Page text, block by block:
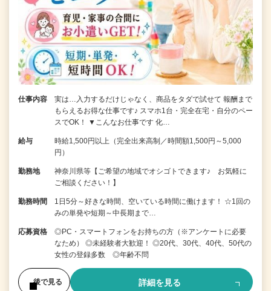
仕事内容
実は…入力するだけじゃなく、商品をタダで試せて 報酬まで
もらえるお得な仕事です♪ スマホ1台・完全在宅・自分のペー
スでOK！ ▼こんなお仕事です 化…
給与
時給1,500円以上（完全出来高制／時間額1,500円～5,000
円）
勤務地
神奈川県等【ご希望の地域でオシゴトできます♪ お気軽に
ご相談ください！】
勤務時間
1日5分～好きな時間、空いている時間に働けます！ ☆1回の
みの単発や短期～中長期まで…
応募資格
◎PC・スマートフォンをお持ちの方（※アンケートに必要
なため） ◎未経験者大歓迎！ ◎20代、30代、40代、50代の
女性の登録多数 ◎年齢不問
後で見る 詳細を見る